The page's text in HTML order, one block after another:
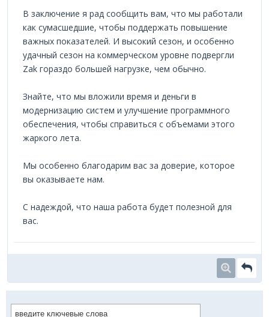
В заключение я рад сообщить вам, что мы работали
как сумасшедшие, чтобы поддержать повышение
важных показателей. И высокий сезон, и особенно
удачный сезон на коммерческом уровне подвергли
Zak гораздо большей нагрузке, чем обычно.
Знайте, что мы вложили время и деньги в
модернизацию систем и улучшение программного
обеспечения, чтобы справиться с объемами этого
жаркого лета.
Мы особенно благодарим вас за доверие, которое
вы оказываете нам.
С надеждой, что наша работа будет полезной для
вас.